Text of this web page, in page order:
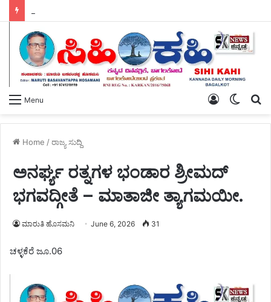
Menu
Switch
Log
Home /ರಾಜ್ಯ ಸುದ್ದಿ
ಅನರ್ಘ್ಯ ರತ್ನಗಳ ಭಂಡಾರ ಶ್ರೀಮದ್
ಭಗವದ್ಗೀತೆ – ಮಾತಾಜೀ ತ್ಯಾಗಮಯೀ.
ಮಾರುತಿ ಹೊಸಮನಿ June 6, 2026 31
ಚಳ್ಳಕೆರೆ ಜೂ.06